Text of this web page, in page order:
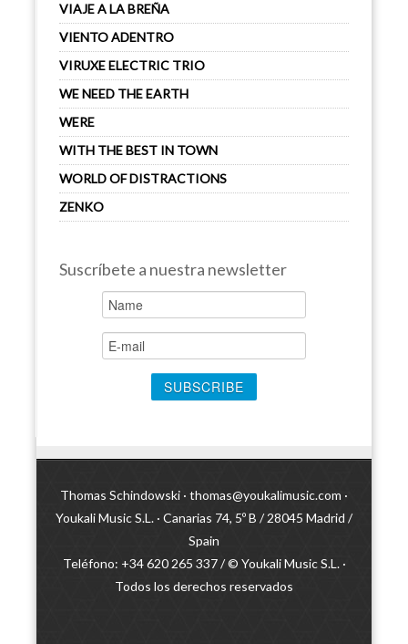
VIAJE A LA BREÑA
VIENTO ADENTRO
VIRUXE ELECTRIC TRIO
WE NEED THE EARTH
WERE
WITH THE BEST IN TOWN
WORLD OF DISTRACTIONS
ZENKO
Suscríbete a nuestra newsletter
Thomas Schindowski · thomas@youkalimusic.com ·
Youkali Music S.L. · Canarias 74, 5º B / 28045 Madrid /
Spain
Teléfono: +34 620 265 337 / © Youkali Music S.L. ·
Todos los derechos reservados